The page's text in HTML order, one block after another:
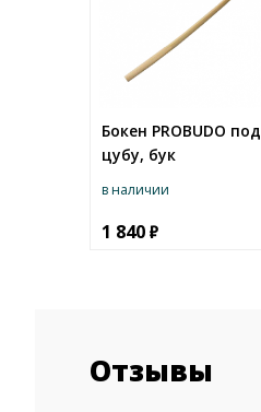
Бокен PROBUDO под
цубу, бук
в наличии
1 840
Отзывы